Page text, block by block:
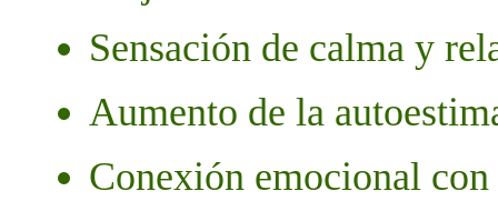
Sensación de calma y
Aumento de la
Conexión emocional